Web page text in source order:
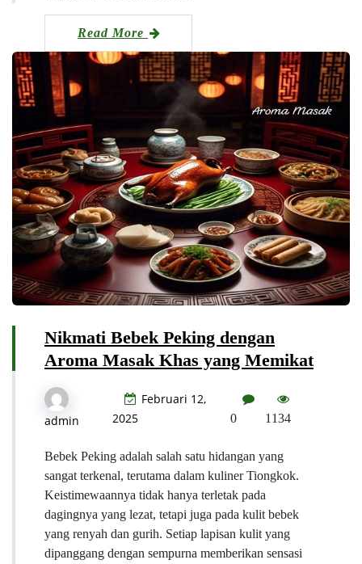
Read More
Nikmati Bebek Peking dengan
Aroma Masak Khas yang Memikat
admin
Februari 12,
2025
0 1134
Bebek Peking adalah salah satu hidangan yang
sangat terkenal, terutama dalam kuliner Tiongkok.
Keistimewaannya tidak hanya terletak pada
dagingnya yang lezat, tetapi juga pada kulit bebek
yang renyah dan gurih. Setiap lapisan kulit yang
dipanggang dengan sempurna memberikan sensasi